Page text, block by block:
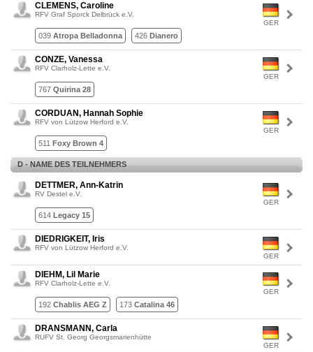
GER
CLEMENS, Caroline
RFV Graf Sporck Delbrück e.V.
039 Atropa Belladonna 426 Dianero
GER
CONZE, Vanessa
RFV Clarholz-Lette e.V.
767 Quirina 28
GER
CORDUAN, Hannah Sophie
RFV von Lützow Herford e.V.
511 Foxy Brown 4
D - NAME DES TEILNEHMERS
GER
DETTMER, Ann-Katrin
RV Destel e.V.
614 Legacy 15
GER
DIEDRIGKEIT, Iris
RFV von Lützow Herford e.V.
GER
DIEHM, Lil Marie
RFV Clarholz-Lette e.V.
192 Chablis AEG Z 173 Catalina 46
GER
DRANSMANN, Carla
RUFV St. Georg Georgsmarienhütte